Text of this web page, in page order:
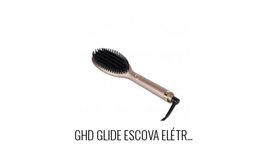
GHD GLIDE ESCOVA ELÉTR...